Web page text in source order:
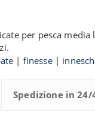
per pesca
| finesse|
Spedizione in 24/